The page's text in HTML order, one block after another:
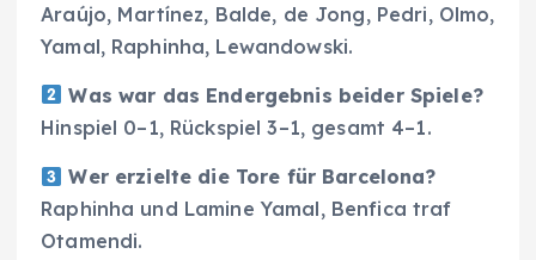
Araújo, Martínez, Balde, de Jong, Pedri, Olmo,
Yamal, Raphinha, Lewandowski.
Was war das Endergebnis beider Spiele?
Hinspiel 0–1, Rückspiel 3–1, gesamt 4–1.
Wer erzielte die Tore für Barcelona?
Raphinha und Lamine Yamal, Benfica traf
Otamendi.